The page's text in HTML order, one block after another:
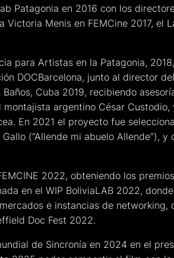
Patagonia en 2016 con los
Menis en FEMCine 2017, el
para Artistas en la Patagonia,
DOCBarcelona, junto al director
Cuba 2019, recibiendo
argentino César
En 2021 el proyecto fue
(“Allende mi abuelo Allende”),
2022, obteniendo los
en el WIP BoliviaLAB 2022,
e instancias de networking,
Doc Fest 2022.
de Sincronía en 2024 en el